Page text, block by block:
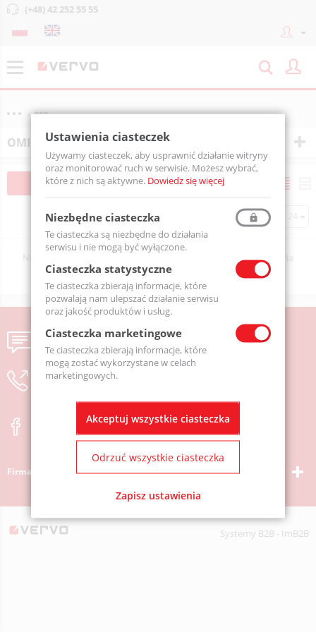
(+48) 42 252 55 55
OMI
OMI
Filtruj Sortuj
Na stronie
Niestety nie znaleziono żadnego produktu spełniającego kryteria
wyszukiwania.
Wyślij wiadomość
zostaw numer, oddzwonimy
Firma
Systemy B2B - ImB2B
Ustawienia ciasteczek
Używamy ciasteczek, aby usprawnić działanie witryny
oraz monitorować ruch w serwisie. Możesz wybrać,
które z nich są aktywne. Dowiedz się więcej
Niezbędne ciasteczka
Te ciasteczka są niezbędne do działania
serwisu i nie mogą być wyłączone.
Ciasteczka statystyczne
Te ciasteczka zbierają informacje, które
pozwalają nam ulepszać działanie serwisu
oraz jakość produktów i usług.
Ciasteczka marketingowe
Te ciasteczka zbierają informacje, które
mogą zostać wykorzystane w celach
marketingowych.
Akceptuj wszystkie ciasteczka
Odrzuć wszystkie ciasteczka
Zapisz ustawienia